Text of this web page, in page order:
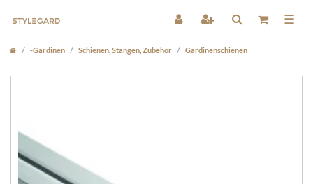
☰
-Gardinen Schienen, Stangen, Zubehör Gardinenschienen